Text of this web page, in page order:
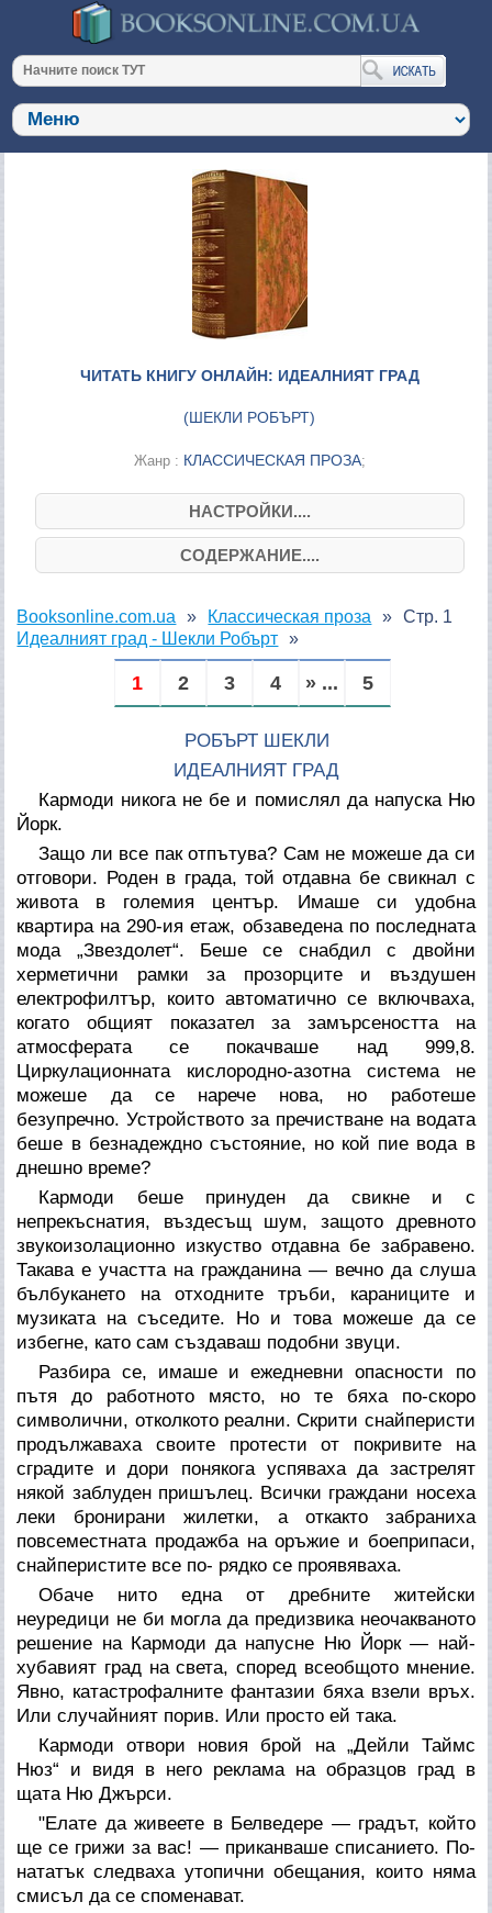
ЧИТАТЬ КНИГУ ОНЛАЙН: ИДЕАЛНИЯТ ГРАД
(ШЕКЛИ РОБЪРТ)
Жанр : КЛАССИЧЕСКАЯ ПРОЗА;
НАСТРОЙКИ....
СОДЕРЖАНИЕ....
Booksonline.com.ua
Классическая проза
Идеалният град - Шекли Робърт
Стр. 1
1 2 3 4 » ... 5
РОБЪРТ ШЕКЛИ
ИДЕАЛНИЯТ ГРАД
Кармоди никога не бе и помислял да напуска Ню
Йорк.
Защо ли все пак отпътува? Сам не можеше да си
отговори. Роден в града, той отдавна бе свикнал с
живота в големия център. Имаше си удобна
квартира на 290-ия етаж, обзаведена по последната
мода „Звездолет“. Беше се снабдил с двойни
херметични рамки за прозорците и въздушен
електрофилтър, които автоматично се включваха,
когато общият показател за замърсеността на
атмосферата се покачваше над 999,8.
Циркулационната кислородно-азотна система не
можеше да се нарече нова, но работеше
безупречно. Устройството за пречистване на водата
беше в безнадеждно състояние, но кой пие вода в
днешно време?
Кармоди беше принуден да свикне и с
непрекъснатия, въздесъщ шум, защото древното
звукоизолационно изкуство отдавна бе забравено.
Такава е участта на гражданина — вечно да слуша
бълбукането на отходните тръби, караниците и
музиката на съседите. Но и това можеше да се
избегне, като сам създаваш подобни звуци.
Разбира се, имаше и ежедневни опасности по
пътя до работното място, но те бяха по-скоро
символични, отколкото реални. Скрити снайперисти
продължаваха своите протести от покривите на
сградите и дори понякога успяваха да застрелят
някой заблуден пришълец. Всички граждани носеха
леки бронирани жилетки, а откакто забраниха
повсеместната продажба на оръжие и боеприпаси,
снайперистите все по- рядко се проявяваха.
Обаче нито една от дребните житейски
неуредици не би могла да предизвика неочакваното
решение на Кармоди да напусне Ню Йорк — най-
хубавият град на света, според всеобщото мнение.
Явно, катастрофалните фантазии бяха взели връх.
Или случайният порив. Или просто ей така.
Кармоди отвори новия брой на „Дейли Таймс
Нюз“ и видя в него реклама на образцов град в
щата Ню Джърси.
"Елате да живеете в Белведере — градът, който
ще се грижи за вас! — приканваше списанието. По-
нататък следваха утопични обещания, които няма
смисъл да се споменават.